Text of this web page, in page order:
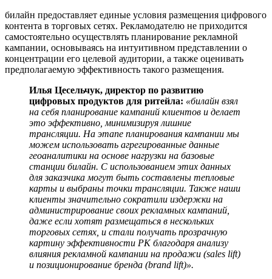
билайн предоставляет единые условия размещения цифрового
контента в торговых сетях. Рекламодателю не приходится
самостоятельно осуществлять планирование рекламной
кампании, основываясь на интуитивном представлении о
концентрации его целевой аудитории, а также оценивать
предполагаемую эффективность такого размещения.
Илья Цесельчук, директор по развитию
цифровых продуктов для ритейла: «билайн взял
на себя планирование кампаний клиентов и делает
это эффективно, минимизируя лишние
трансляции. На этапе планирования кампании мы
можем использовать агрегированные данные
геоаналитики на основе нагрузки на базовые
станции билайн. С использованием этих данных
для заказчика могут быть составлены тепловые
карты и выбраны точки трансляции. Также наши
клиенты значительно сократили издержки на
администрирование своих рекламных кампаний,
даже если хотят размещаться в нескольких
торговых сетях, и стали получать прозрачную
картину эффективности РК благодаря анализу
влияния рекламной кампании на продажи (sales lift)
и позиционирование бренда (brand lift)».